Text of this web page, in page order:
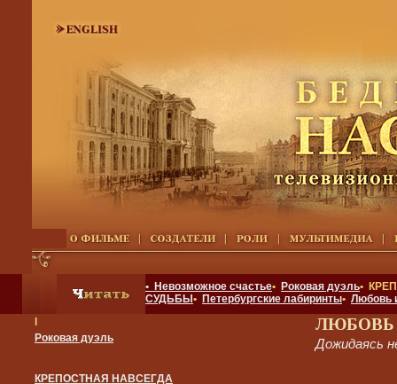
• Невозможное счастье• Роковая дуэль•
СУДЬБЫ • Петербургские лабиринты• Любовь
Роковая дуэль
КРЕПОСТНАЯ НАВСЕГДА
ЛЮБОВЬ
Дожидаясь